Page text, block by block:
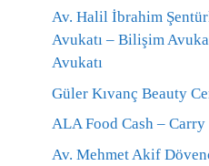
Av. Halil İbrahim
Avukatı – Bilişim
Avukatı
Güler Kıvanç Beauty
ALA Food Cash – Carry
Av. Mehmet Akif